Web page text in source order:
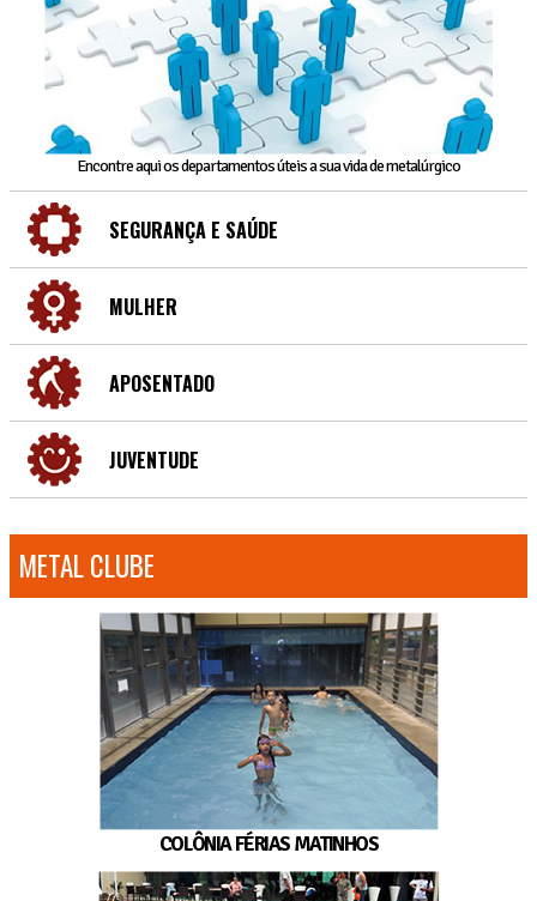
Encontre aqui os departamentos úteis a sua vida de metalúrgico
SEGURANÇA E SAÚDE
MULHER
APOSENTADO
JUVENTUDE
METAL CLUBE
COLÔNIA FÉRIAS MATINHOS